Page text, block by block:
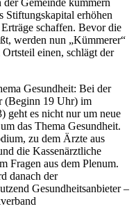
Gemeinde kümmern
Stiftungskapital erhöhen
schaffen. Bevor die
werden nun „Kümmerer“
einen, schlägt der
Gesundheit: Bei der
(Beginn 19 Uhr) im
geht es nicht nur um neue
das Thema Gesundheit.
zu dem Ärzte aus
die Kassenärztliche
Fragen aus dem Plenum.
danach der
Gesundheitsanbieter –